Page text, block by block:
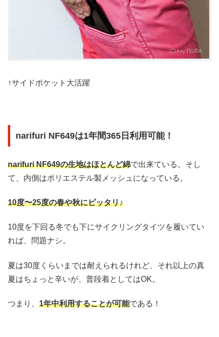
↑サイドポケット大活躍
narifuri NF649は1年間365日利用可能！
narifuri NF649の生地はほとんど綿で出来ている。そし
て、内側はポリエステル製メッシュになっている。
10度〜25度の春や秋にピッタリ♪
10度を下回る冬でも下にサイクリングタイツを履いてい
れば、問題ナシ。
夏は30度くらいまでは耐えられるけれど、それ以上の真
夏はちょっと辛いが、普段着としてはOK。
つまり、 1年中利用することが可能である！